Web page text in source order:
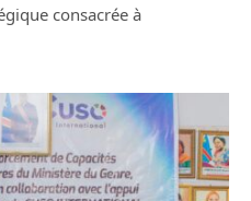
consacrée à